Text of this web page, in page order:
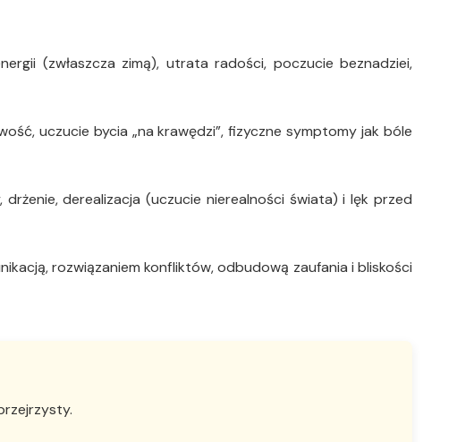
(zwłaszcza zimą), utrata radości, poczucie beznadziei,
uczucie bycia „na krawędzi”, fizyczne symptomy jak bóle
derealizacja (uczucie nierealności świata) i lęk przed
rozwiązaniem konfliktów, odbudową zaufania i bliskości